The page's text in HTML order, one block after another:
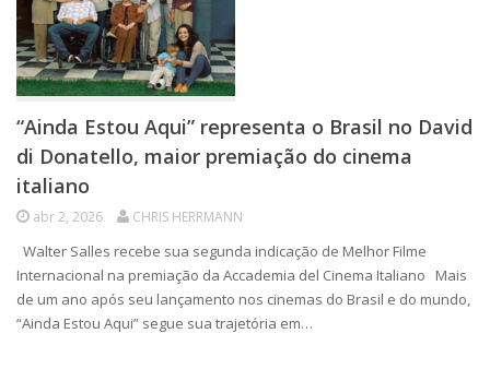
“Ainda Estou Aqui” representa o Brasil no David
di Donatello, maior premiação do cinema
italiano
abr 2, 2026 CHRIS HERRMANN
Walter Salles recebe sua segunda indicação de Melhor Filme
Internacional na premiação da Accademia del Cinema Italiano Mais
de um ano após seu lançamento nos cinemas do Brasil e do mundo,
“Ainda Estou Aqui” segue sua trajetória em…